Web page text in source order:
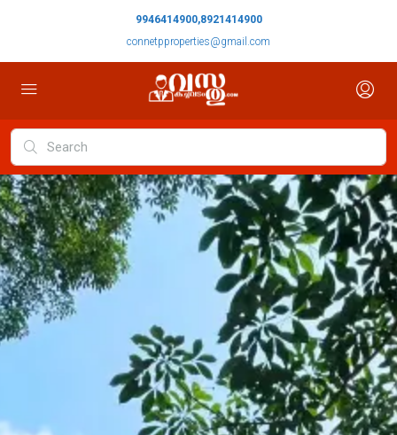
9946414900,8921414900
connetpproperties@gmail.com